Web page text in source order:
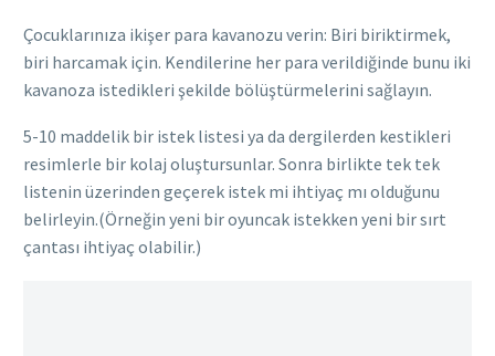
Çocuklarınıza ikişer para kavanozu verin: Biri biriktirmek,
biri harcamak için. Kendilerine her para verildiğinde bunu iki
kavanoza istedikleri şekilde bölüştürmelerini sağlayın.
5-10 maddelik bir istek listesi ya da dergilerden kestikleri
resimlerle bir kolaj oluştursunlar. Sonra birlikte tek tek
listenin üzerinden geçerek istek mi ihtiyaç mı olduğunu
belirleyin.(Örneğin yeni bir oyuncak istekken yeni bir sırt
çantası ihtiyaç olabilir.)